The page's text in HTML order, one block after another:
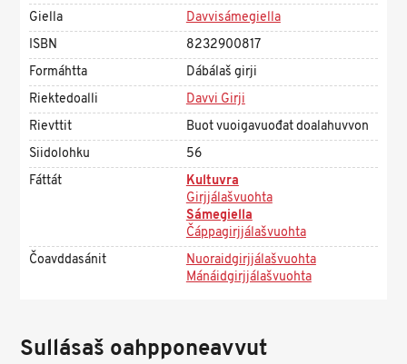
Giella
Davvisámegiella
ISBN
8232900817
Formáhtta
Dábálaš girji
Riektedoalli
Davvi Girji
Rievttit
Buot vuoigavuođat doalahuvvon
Siidolohku
56
Fáttát
Kultuvra
Girjjálašvuohta
Sámegiella
Čáppagirjjálašvuohta
Čoavddasánit
Nuoraidgirjjálašvuohta
Mánáidgirjjálašvuohta
Sullásaš oahpponeavvut